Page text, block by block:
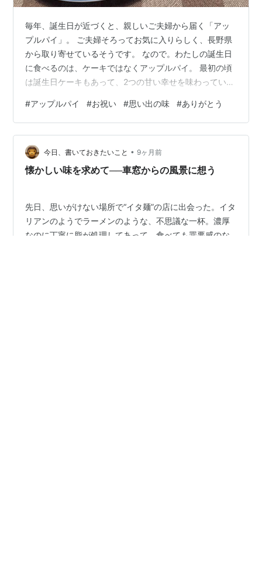
毎年、誕生日が近づくと、親しいご夫婦から届く「アッ
プルパイ」。 ご夫婦そろってお気に入りらしく、長野県
から取り寄せているそうです。 なので。わたしの誕生日
に食べるのは、ケーキではなくアップルパイ。 最初の頃
は誕生日ケーキもあって、2つの甘い幸せを味わっていま
が定着して、 ケーキはなくなり・・・ そんなふうに、長
い時間を共にしてきたアップルパイは、 今年で最後なの
だとか。 たくさんいただくので、タイミングよく出かけ
る登山やゴルフに持参して、 友人たちと分け合って食べ
たり🍎 アップルパイは、楽しい時間の記憶でもありま
#アップルパイ #お祝い #思い出の味 #ありがとう
今日、書いておきたいこと • 9ヶ月前
懐かしい味を求めて──車窓からの風景に想う